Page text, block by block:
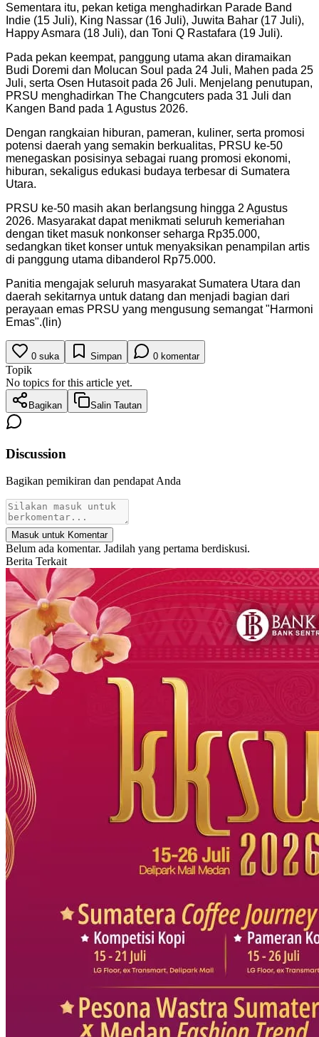
Sementara itu, pekan ketiga menghadirkan Parade Band
Indie (15 Juli), King Nassar (16 Juli), Juwita Bahar (17 Juli),
Happy Asmara (18 Juli), dan Toni Q Rastafara (19 Juli).
Pada pekan keempat, panggung utama akan diramaikan
Budi Doremi dan Molucan Soul pada 24 Juli, Mahen pada 25
Juli, serta Osen Hutasoit pada 26 Juli. Menjelang penutupan,
PRSU menghadirkan The Changcuters pada 31 Juli dan
Kangen Band pada 1 Agustus 2026.
Dengan rangkaian hiburan, pameran, kuliner, serta promosi
potensi daerah yang semakin berkualitas, PRSU ke-50
menegaskan posisinya sebagai ruang promosi ekonomi,
hiburan, sekaligus edukasi budaya terbesar di Sumatera
Utara.
PRSU ke-50 masih akan berlangsung hingga 2 Agustus
2026. Masyarakat dapat menikmati seluruh kemeriahan
dengan tiket masuk nonkonser seharga Rp35.000,
sedangkan tiket konser untuk menyaksikan penampilan artis
di panggung utama dibanderol Rp75.000.
Panitia mengajak seluruh masyarakat Sumatera Utara dan
daerah sekitarnya untuk datang dan menjadi bagian dari
perayaan emas PRSU yang mengusung semangat "Harmoni
Emas".(lin)
0 suka Simpan 0 komentar
Topik
No topics for this article yet.
Bagikan Salin Tautan
Discussion
Bagikan pemikiran dan pendapat Anda
Masuk untuk Komentar
Belum ada komentar. Jadilah yang pertama berdiskusi.
Berita Terkait